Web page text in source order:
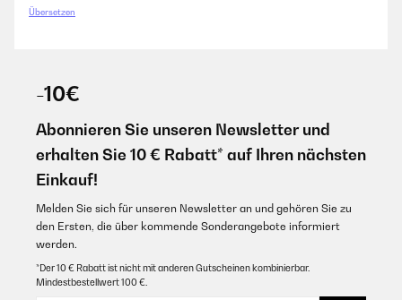
Übersetzen
-10€
Abonnieren Sie unseren Newsletter und
erhalten Sie 10 € Rabatt* auf Ihren nächsten
Einkauf!
Melden Sie sich für unseren Newsletter an und gehören Sie zu
den Ersten, die über kommende Sonderangebote informiert
werden.
*Der 10 € Rabatt ist nicht mit anderen Gutscheinen kombinierbar.
Mindestbestellwert 100 €.